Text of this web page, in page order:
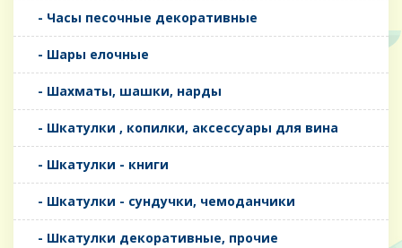
- Часы песочные декоративные
- Шары елочные
- Шахматы, шашки, нарды
- Шкатулки , копилки, аксессуары для вина
- Шкатулки - книги
- Шкатулки - сундучки, чемоданчики
- Шкатулки декоративные, прочие